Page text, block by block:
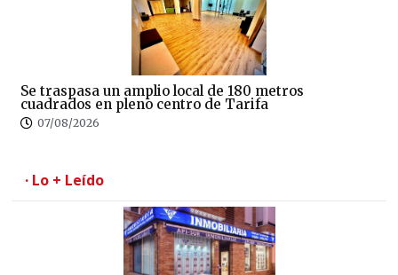
Se traspasa un amplio local de 180 metros
cuadrados en pleno centro de Tarifa
07/08/2026
· Lo + Leído